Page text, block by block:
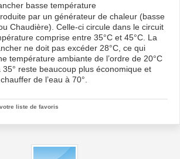
basse température
par un générateur de chaleur (basse
Chaudière). Celle-ci circule dans le circuit
comprise entre 35°C et 45°C. La
ne doit pas excéder 28°C, ce qui
température ambiante de l’ordre de 20°C
35° reste beaucoup plus économique et
de l’eau à 70°.
liste de favoris